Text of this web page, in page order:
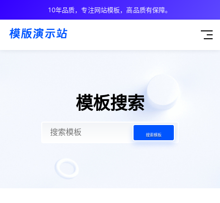
10年品质，专注网站模板，高品质有保障。
模板搜索
搜索模板